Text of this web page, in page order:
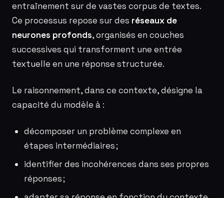
entraînement sur de vastes corpus de textes.
Ce processus repose sur des réseaux de
neurones profonds, organisés en couches
successives qui transforment une entrée
textuelle en une réponse structurée.
Le raisonnement, dans ce contexte, désigne la
capacité du modèle à :
décomposer un problème complexe en
étapes intermédiaires ;
identifier des incohérences dans ses propres
réponses ;